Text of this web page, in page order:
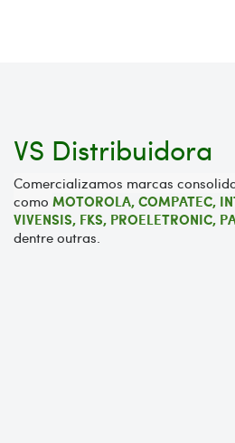
VS Distribuidora
Comercializamos marcas
como MOTOROLA,COMPATEC,
VIVENSIS, FKS, PROELETRONIC,
dentre outras.